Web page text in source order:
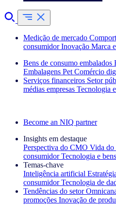
Medição de mercado
consumidor Inovação Marca
Bens de consumo embalados
Embalagens Pet Comércio
Serviços financeiros Setor
médias empresas Tecnologia
Become an NIQ partner
Insights em destaque
Perspectiva do CMO Vida do
consumidor Tecnologia e
Temas‑chave
Inteligência artificial
consumidor Tecnologia de
Tendências do setor
promoções Inovação de